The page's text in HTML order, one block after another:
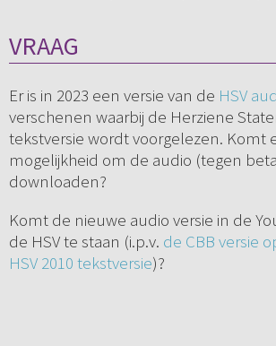
VRAAG
Er is in 2023 een versie van de HSV
verschenen waarbij de Herziene
tekstversie wordt voorgelezen. Komt
mogelijkheid om de audio (tegen
downloaden?
Komt de nieuwe audio versie in de
de HSV te staan (i.p.v. de CBB versie
HSV 2010 tekstversie)?